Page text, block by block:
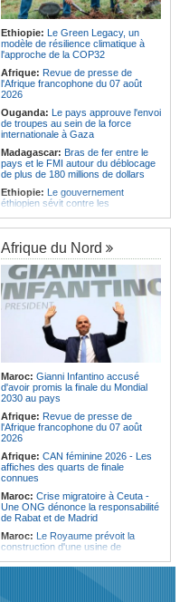
corrige le Kabuscorp en match de
préparation
Angola:Des experts prélèvent des
échantillons pour identifier les
victimes de l'accident de Cuanza-
Sul
Ethiopie: Le Green Legacy, un
modèle de résilience climatique à
l'approche de la COP32
Afrique: Revue de presse de
l'Afrique francophone du 07 août
2026
Ouganda: Le pays approuve l'envoi
de troupes au sein de la force
internationale à Gaza
Madagascar: Bras de fer entre le
pays et le FMI autour du déblocage
de plus de 180 millions de dollars
Ethiopie: Le gouvernement
éthiopien sévit contre les
Kenya:Des associations de
femmes marchent pour dénoncer
les disparitions forcées
Afrique:La CEA renforce les
capacités des parlementaires de
l'Afrique de l'Est
Congo-Kinshasa:Après l'accord
avec une branche des FDLR, les
zones d'ombre persistent
Sud-Soudan:Le pays à la croisée
des chemins, alerte l'ONU
Rwanda:Rome et Kigali discutent
d'une possible externalisation au
pays des procédures d'asile à
destination de l'Italie
Afrique du Nord
Maroc: Gianni Infantino accusé
d'avoir promis la finale du Mondial
2030 au pays
Afrique: Revue de presse de
l'Afrique francophone du 07 août
2026
Afrique: CAN féminine 2026 - Les
affiches des quarts de finale
connues
Maroc: Crise migratoire à Ceuta -
Une ONG dénonce la responsabilité
de Rabat et de Madrid
Maroc: Le Royaume prévoit la
construction d'une usine de
déchets à Casablanca